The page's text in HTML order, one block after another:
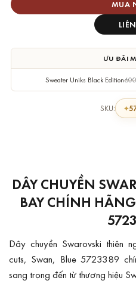
MUA
ƯU ĐÃI
Sweater Uniks Black Edition
SKU:
DÂY CHUYỀN
BAY CHÍNH
Dây chuyền Swarovski thiên
cuts, Swan, Blue 5723389
sang trọng đến từ thương hiệu